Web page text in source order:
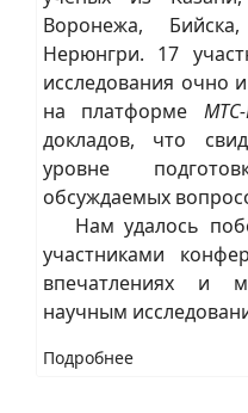
Воронежа,
Нерюнгри. 17
исследования очно
на платформе МТС-
докладов, что
уровне
обсуждаемых
Нам удалось
участниками
впечатлениях и
научным
Подробнее